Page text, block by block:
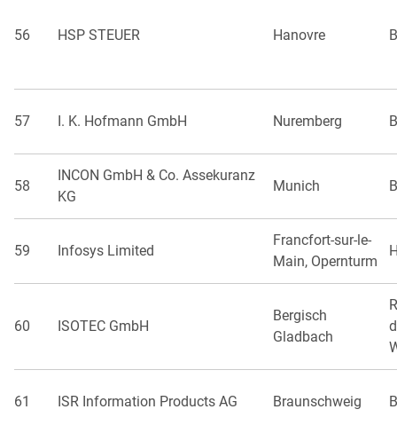
56 HSP STEUER Hanovre
57 I. K. Hofmann GmbH Nuremberg
58
INCON GmbH & Co. Assekuranz
KG
Munich
59 Infosys Limited
Francfort-sur-le-
Main, Opernturm
60 ISOTEC GmbH
Bergisch
Gladbach
61 ISR Information Products AG Braunschweig